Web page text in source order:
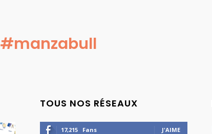
#manzabull
TOUS NOS RÉSEAUX
17,215 Fans J'AIME